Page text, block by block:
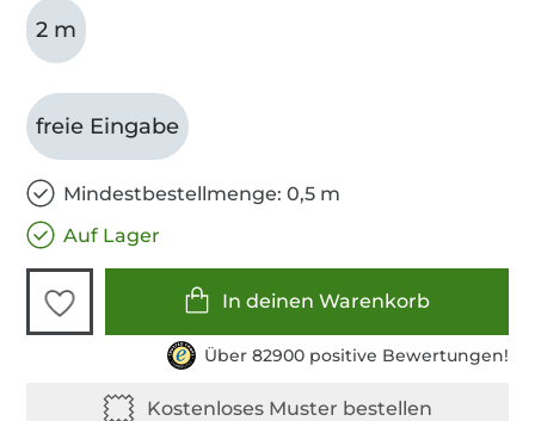
2 m
freie Eingabe
Mindestbestellmenge: 0,5 m
Auf Lager
In deinen Warenkorb
Über 82900 positive Bewertungen!